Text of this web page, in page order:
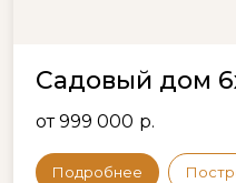
Садовый дом
от 999 000 р.
Подробнее